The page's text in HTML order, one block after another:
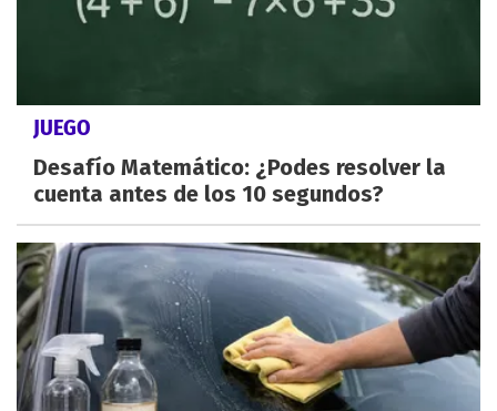
JUEGO
Desafío Matemático: ¿Podes resolver la
cuenta antes de los 10 segundos?